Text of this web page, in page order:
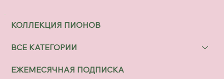
КОЛЛЕКЦИЯ ПИОНОВ
ВСЕ КАТЕГОРИИ
ЕЖЕМЕСЯЧНАЯ ПОДПИСКА